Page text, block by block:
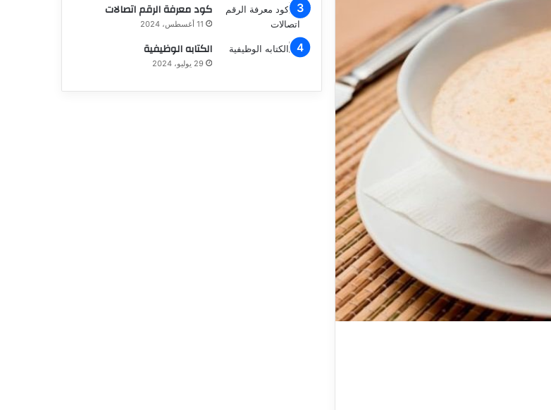
كود معرفة الرقم اتصالات
11 أغسطس، 2024
الكتابه الوظيفية
29 يوليو، 2024